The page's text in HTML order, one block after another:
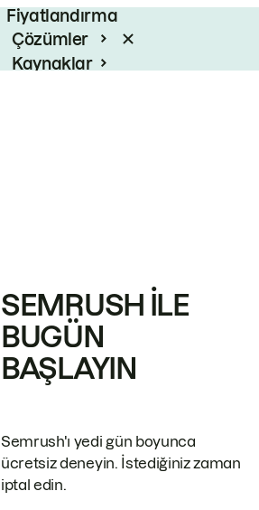
Fiyatlandırma
Çözümler
Kaynaklar
SEMRUSH ILE
BUGÜN
BAŞLAYIN
Semrush'ı yedi gün boyunca
ücretsiz deneyin. İstediğiniz zaman
iptal edin.